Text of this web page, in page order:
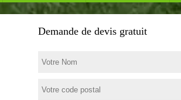
Demande de devis gratuit